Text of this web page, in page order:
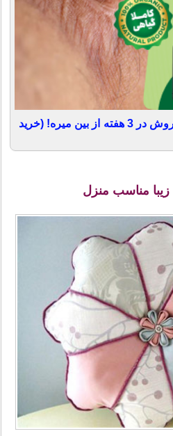
جای هر زخم و بخیه با این روش در 3 هفته از بین میره! (خرید
مناسب منزل